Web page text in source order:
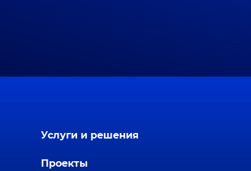
Услуги и решения
Проекты